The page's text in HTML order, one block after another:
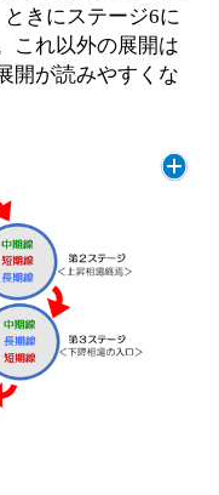
きにステージ6に
これ以外の展開は
開が読みやすくな